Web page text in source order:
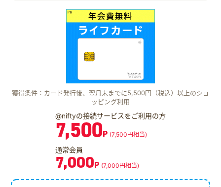
獲得条件：カード発行後、翌月末までに5,500円（税込）以上のショ
ッピング利用
@niftyの接続サービスをご利用の方
7,500P (7,500円相当)
通常会員
7,000P (7,000円相当)